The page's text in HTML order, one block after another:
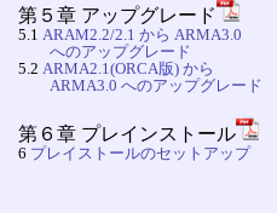
第５章 アップグレード
5.1 ARAM2.2/2.1 から ARMA3.0
へのアップグレード
5.2 ARMA2.1(ORCA版) から
ARMA3.0 へのアップグレード
第６章 プレインストール
6 プレイストールのセットアップ